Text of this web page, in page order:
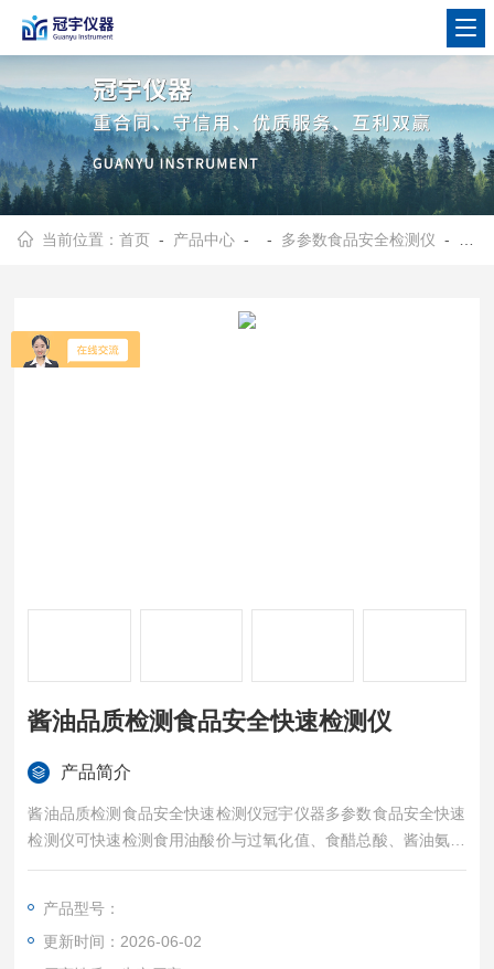
当前位置：首页 - 产品中心 - - 多参数食品安全检测仪 - 酱油品质检测食品安全快速检测仪
酱油品质检测食品安全快速检测仪
产品简介
酱油品质检测食品安全快速检测仪冠宇仪器多参数食品安全快速
检测仪可快速检测食用油酸价与过氧化值、食醋总酸、酱油氨基
酸态氮、奶中蛋白含量、茶多酚、山梨酸钾、糖精钠、丙二醛、
品、果蔬、水产品等多个品类。仪器采用24通道同步检测架构，
透射比重复性≤0.5%、通道间差≤1.0%，确保批量样本筛查的一
产品型号：
更新时间：2026-06-02